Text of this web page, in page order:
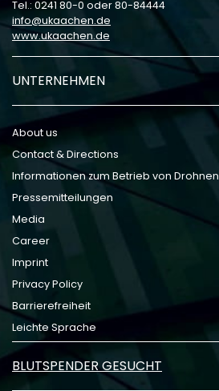
Tel.: 0241 80-0 oder 80-84444
info
ukaachen de
www.ukaachen.de
UNTERNEHMEN
About us
Contact & Directions
Informationen zum Betrieb von Drohnen
Pressemitteilungen
Media
Career
Imprint
Privacy Policy
Barrierefreiheit
Leichte Sprache
BLUTSPENDER GESUCHT